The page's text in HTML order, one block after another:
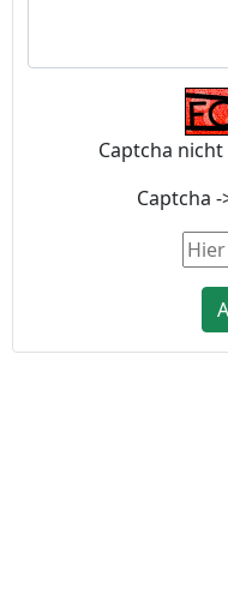
Captcha
Captcha